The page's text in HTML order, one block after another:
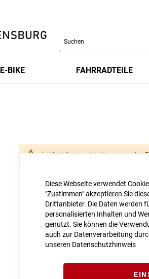
Diese Webseite verwendet
"Zustimmen" akzeptieren Sie
Drittanbieter. Die Daten werden
personalisierten Inhalten und
genutzt. Sie können die
auch zur Datenverarbeitung
unseren Datenschutzhinweis
Search
E-BIKE FAHRRADTEILE
Leider können wir keine passenden